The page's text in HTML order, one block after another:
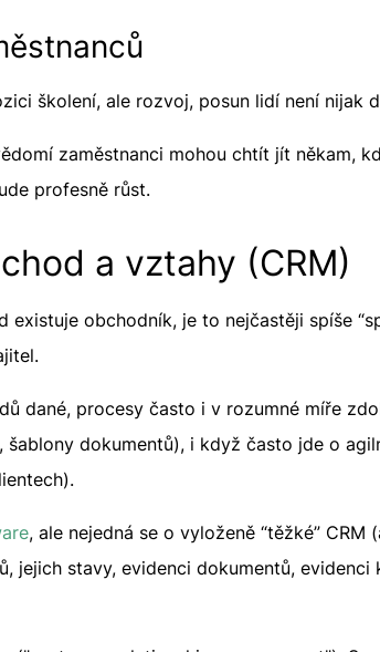
školení, ale rozvoj, posun lidí není nijak
zaměstnanci mohou chtít jít někam,
profesně růst.
a vztahy (CRM)
existuje obchodník, je to nejčastěji spíše
dané, procesy často i v rozumné míře
dokumentů), i když často jde o
, ale nejedná se o vyloženě “těžké” CRM
jejich stavy, evidenci dokumentů, evidenci